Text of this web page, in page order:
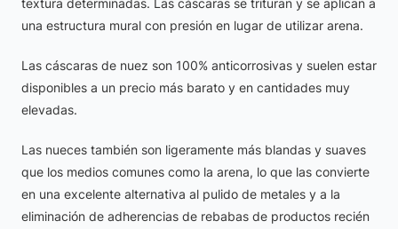
una estructura mural con presión en lugar de utilizar arena.
Las cáscaras de nuez son 100% anticorrosivas y suelen estar
disponibles a un precio más barato y en cantidades muy
elevadas.
Las nueces también son ligeramente más blandas y suaves
que los medios comunes como la arena, lo que las convierte
en una excelente alternativa al pulido de metales y a la
eliminación de adherencias de rebabas de productos recién